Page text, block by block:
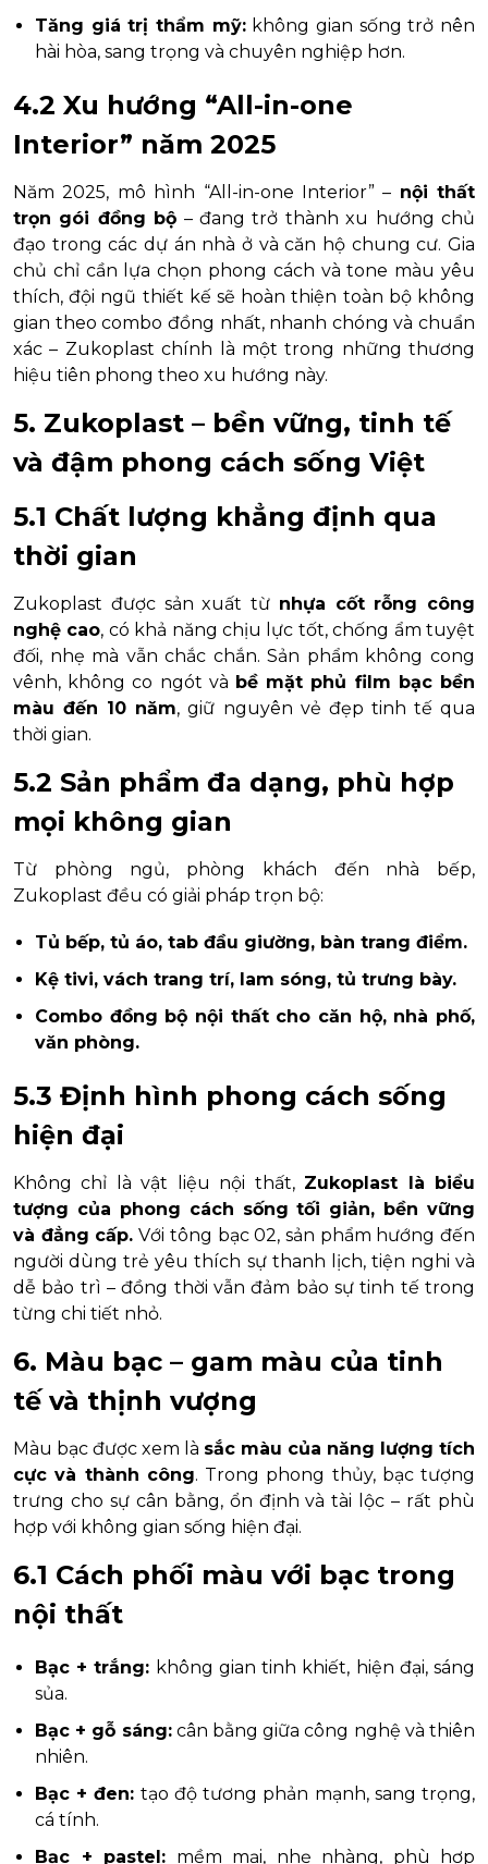
Tăng giá trị thẩm mỹ:không gian sống trở nên
hài hòa, sang trọng và chuyên nghiệp hơn.
4.2 Xu hướng “All-in-one
Interior” năm 2025
Năm 2025, mô hình “All-in-one Interior” – nội thất
trọn gói đồng bộ – đang trở thành xu hướng chủ
đạo trong các dự án nhà ở và căn hộ chung cư. Gia
chủ chỉ cần lựa chọn phong cách và tone màu yêu
thích, đội ngũ thiết kế sẽ hoàn thiện toàn bộ không
gian theo combo đồng nhất, nhanh chóng và chuẩn
xác – Zukoplast chính là một trong những thương
hiệu tiên phong theo xu hướng này.
5. Zukoplast – bền vững, tinh tế
và đậm phong cách sống Việt
5.1 Chất lượng khẳng định qua
thời gian
Zukoplast được sản xuất từ nhựa cốt rỗng công
nghệ cao, có khả năng chịu lực tốt, chống ẩm tuyệt
đối, nhẹ mà vẫn chắc chắn. Sản phẩm không cong
vênh, không co ngót và bề mặt phủ film bạc bền
màu đến 10 năm, giữ nguyên vẻ đẹp tinh tế qua
thời gian.
5.2 Sản phẩm đa dạng, phù hợp
mọi không gian
Từ phòng ngủ, phòng khách đến nhà bếp,
Zukoplast đều có giải pháp trọn bộ:
Tủ bếp, tủ áo, tab đầu giường, bàn trang điểm.
Kệ tivi, vách trang trí, lam sóng, tủ trưng bày.
Combo đồng bộ nội thất cho căn hộ, nhà phố,
văn phòng.
5.3 Định hình phong cách sống
hiện đại
Không chỉ là vật liệu nội thất, Zukoplast là biểu
tượng của phong cách sống tối giản, bền vững
và đẳng cấp. Với tông bạc 02, sản phẩm hướng đến
người dùng trẻ yêu thích sự thanh lịch, tiện nghi và
dễ bảo trì – đồng thời vẫn đảm bảo sự tinh tế trong
từng chi tiết nhỏ.
6. Màu bạc – gam màu của tinh
tế và thịnh vượng
Màu bạc được xem là sắc màu của năng lượng tích
cực và thành công. Trong phong thủy, bạc tượng
trưng cho sự cân bằng, ổn định và tài lộc – rất phù
hợp với không gian sống hiện đại.
6.1 Cách phối màu với bạc trong
nội thất
Bạc + trắng: không gian tinh khiết, hiện đại, sáng
sủa.
Bạc + gỗ sáng:cân bằng giữa công nghệ và thiên
nhiên.
Bạc + đen: tạo độ tương phản mạnh, sang trọng,
cá tính.
Bạc + pastel: mềm mại, nhẹ nhàng, phù hợp